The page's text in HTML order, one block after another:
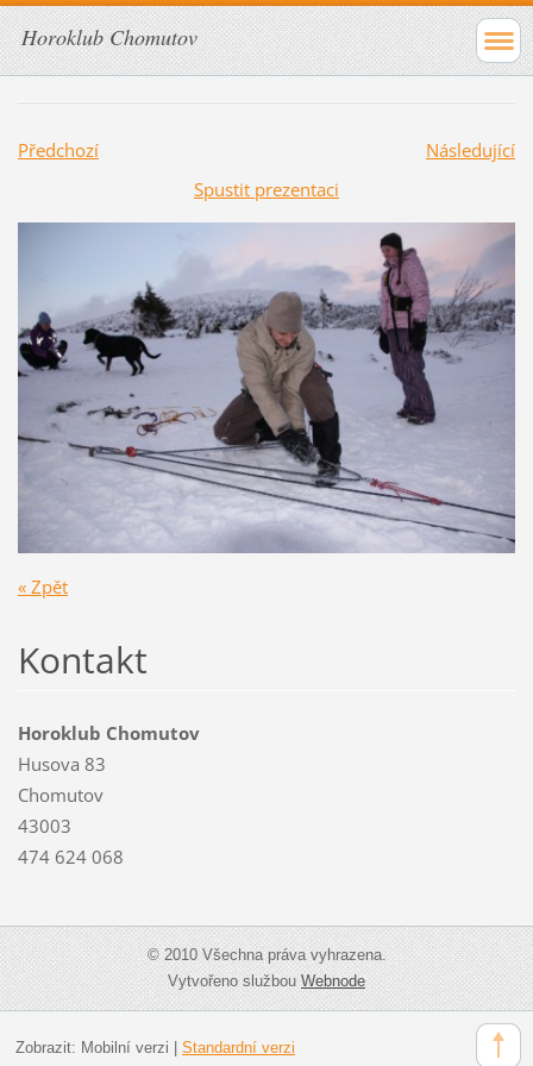
Horoklub Chomutov
Předchozí
Následující
Spustit prezentaci
« Zpět
Kontakt
Horoklub Chomutov
Husova 83
Chomutov
43003
474 624 068
© 2010 Všechna práva vyhrazena.
Vytvořeno službouWebnode
Zobrazit: Mobilní verzi | Standardní verzi